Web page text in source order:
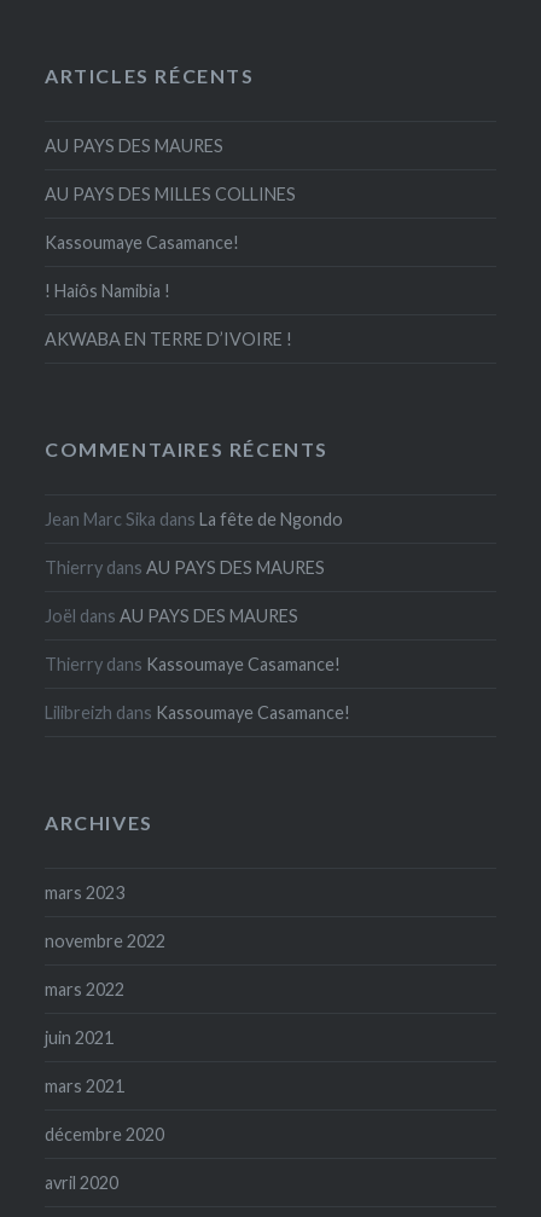
ARTICLES RÉCENTS
AU PAYS DES MAURES
AU PAYS DES MILLES COLLINES
Kassoumaye Casamance!
! Haiôs Namibia !
AKWABA EN TERRE D’IVOIRE !
COMMENTAIRES RÉCENTS
Jean Marc Sika dansLa fête de Ngondo
Thierry dansAU PAYS DES MAURES
Joël dansAU PAYS DES MAURES
Thierry dans Kassoumaye Casamance!
Lilibreizh dans Kassoumaye Casamance!
ARCHIVES
mars 2023
novembre 2022
mars 2022
juin 2021
mars 2021
décembre 2020
avril 2020